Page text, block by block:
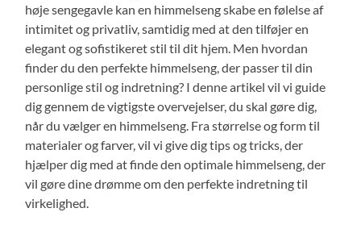
høje sengegavle kan en himmelseng skabe en følelse af
intimitet og privatliv, samtidig med at den tilføjer en
elegant og sofistikeret stil til dit hjem. Men hvordan
finder du den perfekte himmelseng, der passer til din
personlige stil og indretning? I denne artikel vil vi guide
dig gennem de vigtigste overvejelser, du skal gøre dig,
når du vælger en himmelseng. Fra størrelse og form til
materialer og farver, vil vi give dig tips og tricks, der
hjælper dig med at finde den optimale himmelseng, der
vil gøre dine drømme om den perfekte indretning til
virkelighed.